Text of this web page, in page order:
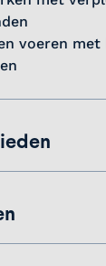
voeren met
€2.881 en
van